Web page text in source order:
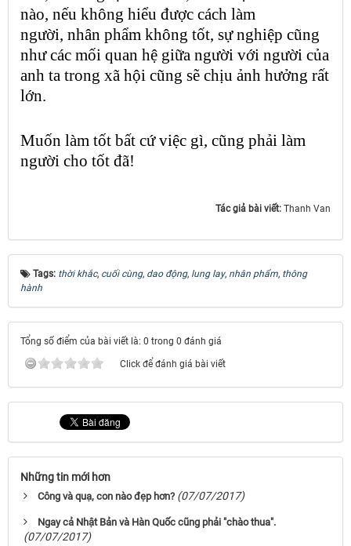
nào, nếu không hiểu được cách làm
người, nhân phẩm không tốt, sự nghiệp cũng
như các mối quan hệ giữa người với người của
anh ta trong xã hội cũng sẽ chịu ảnh hưởng rất
lớn.
Muốn làm tốt bất cứ việc gì, cũng phải làm
người cho tốt đã!
Tác giả bài viết: Thanh Van
Tags: thời khắc, cuối cùng, dao động, lung lay, nhân phẩm, thông
hành
Tổng số điểm của bài viết là: 0 trong 0 đánh giá
Click để đánh giá bài viết
Những tin mới hơn
Công và quạ, con nào đẹp hơn? (07/07/2017)
Ngay cả Nhật Bản và Hàn Quốc cũng phải "chào thua".
(07/07/2017)